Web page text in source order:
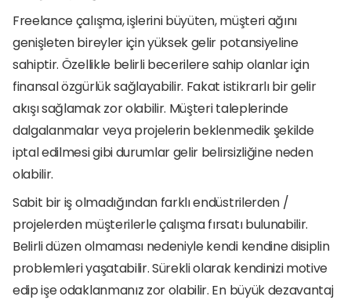
Freelance çalışma, işlerini büyüten, müşteri ağını
genişleten bireyler için yüksek gelir potansiyeline
sahiptir. Özellikle belirli becerilere sahip olanlar için
finansal özgürlük sağlayabilir. Fakat istikrarlı bir gelir
akışı sağlamak zor olabilir. Müşteri taleplerinde
dalgalanmalar veya projelerin beklenmedik şekilde
iptal edilmesi gibi durumlar gelir belirsizliğine neden
olabilir.
Sabit bir iş olmadığından farklı endüstrilerden /
projelerden müşterilerle çalışma fırsatı bulunabilir.
Belirli düzen olmaması nedeniyle kendi kendine disiplin
problemleri yaşatabilir. Sürekli olarak kendinizi motive
edip işe odaklanmanız zor olabilir. En büyük dezavantaj